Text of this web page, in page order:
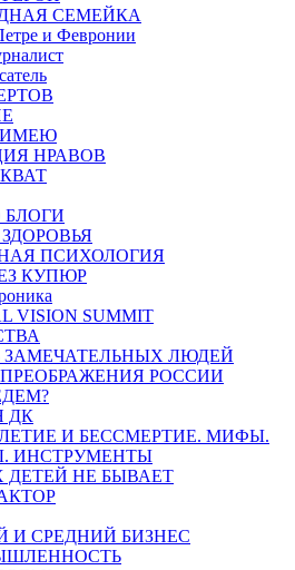
СЕМЕЙКА
и Февронии
ИМЕЮ
НРАВОВ
ПСИХОЛОГИЯ
КУПЮР
VISION SUMMIT
ЗАМЕЧАТЕЛЬНЫХ ЛЮДЕЙ
ПРЕОБРАЖЕНИЯ РОССИИ
ДК
И БЕССМЕРТИЕ. МИФЫ.
ИНСТРУМЕНТЫ
ДЕТЕЙ НЕ БЫВАЕТ
И СРЕДНИЙ БИЗНЕС